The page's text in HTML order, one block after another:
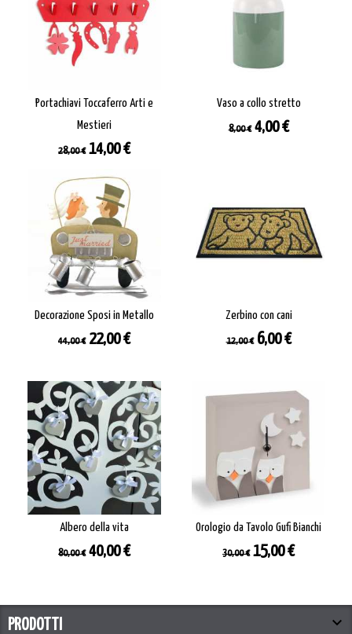
Portachiavi Toccaferro Arti e
Mestieri
Prezzo
28,00 € Prezzo
14,00 €
Vaso a collo stretto
Prezzo
8,00 € Prezzo
4,00 €
Decorazione Sposi in Metallo
Prezzo
44,00 € Prezzo
22,00 €
Zerbino con cani
Prezzo
12,00 € Prezzo
6,00 €
Albero della vita
Prezzo
80,00 € Prezzo
40,00 €
Orologio da Tavolo Gufi Bianchi
Prezzo
30,00 € Prezzo
15,00 €
PRODOTTI 